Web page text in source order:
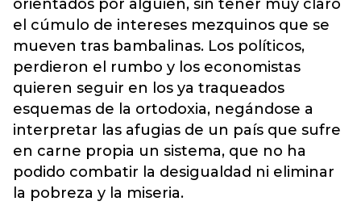
orientados por alguien, sin tener muy claro
el cúmulo de intereses mezquinos que se
mueven tras bambalinas. Los políticos,
perdieron el rumbo y los economistas
quieren seguir en los ya traqueados
esquemas de la ortodoxia, negándose a
interpretar las afugias de un país que sufre
en carne propia un sistema, que no ha
podido combatir la desigualdad ni eliminar
la pobreza y la miseria.